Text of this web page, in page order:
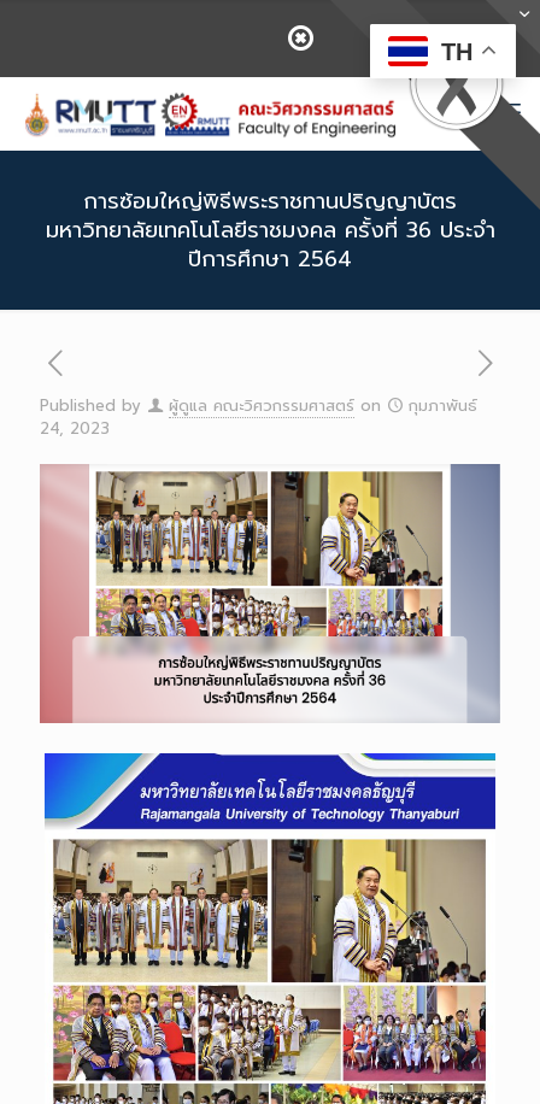
การซ้อมใหญ่พิธีพระราชทานปริญญาบัตร
มหาวิทยาลัยเทคโนโลยีราชมงคล ครั้งที่ 36 ประจำ
ปีการศึกษา 2564
Published by ผู้ดูแล คณะวิศวกรรมศาสตร์ on
กุมภาพันธ์
24, 2023
TH